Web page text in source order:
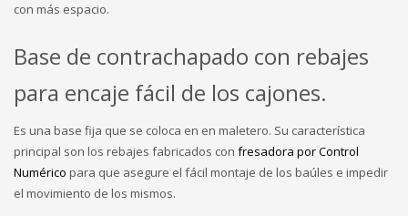
con más espacio.
Base de contrachapado con rebajes
para encaje fácil de los cajones.
Es una base fija que se coloca en en maletero. Su característica
principal son los rebajes fabricados con fresadora por Control
Numérico para que asegure el fácil montaje de los baúles e impedir
el movimiento de los mismos.